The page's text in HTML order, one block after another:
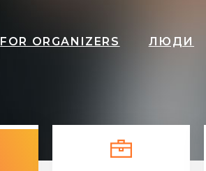
FOR ORGANIZERS ЛЮДИ